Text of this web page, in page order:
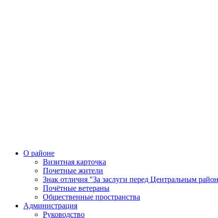
О районе
Визитная карточка
Почетные жители
Знак отличия "За заслуги перед Центральным
Почётные ветераны
Общественные пространства
Администрация
Руководство